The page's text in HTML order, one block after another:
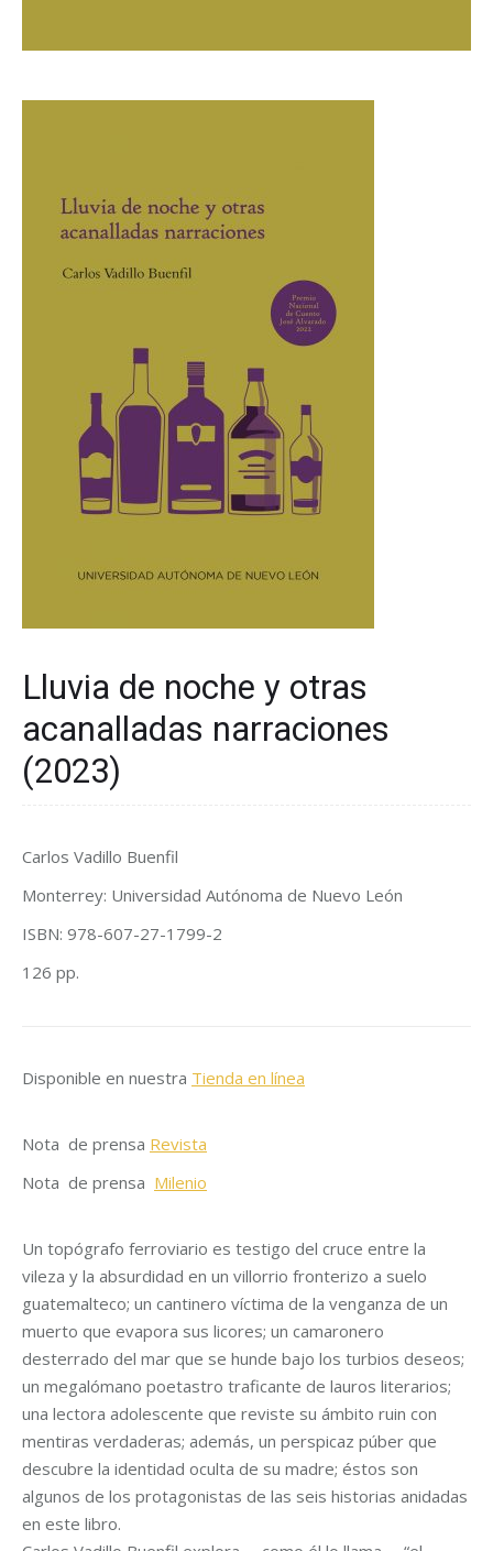
Lluvia de noche y otras
acanalladas narraciones
(2023)
Carlos Vadillo Buenfil
Monterrey: Universidad Autónoma de Nuevo León
ISBN: 978-607-27-1799-2
126 pp.
Disponible en nuestra Tienda en línea
Nota de prensa Revista
Nota de prensa Milenio
Un topógrafo ferroviario es testigo del cruce entre la
vileza y la absurdidad en un villorrio fronterizo a suelo
guatemalteco; un cantinero víctima de la venganza de un
muerto que evapora sus licores; un camaronero
desterrado del mar que se hunde bajo los turbios deseos;
un megalómano poetastro traficante de lauros literarios;
una lectora adolescente que reviste su ámbito ruin con
mentiras verdaderas; además, un perspicaz púber que
descubre la identidad oculta de su madre; éstos son
algunos de los protagonistas de las seis historias anidadas
en este libro.